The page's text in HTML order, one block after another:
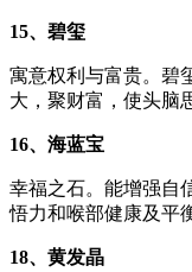
15、碧玺
寓意权利与富贵。碧
大，聚财富，使头脑
16、海蓝宝
幸福之石。能增强自
悟力和喉部健康及平
18、黄发晶